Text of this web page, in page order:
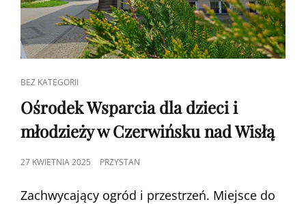
CAT
LINKS
BEZ KATEGORII
Ośrodek Wsparcia dla dzieci i
młodzieży w Czerwińsku nad Wisłą
POSTED
27 KWIETNIA 2025 PRZYSTAN
Zachwycający ogród i przestrzeń. Miejsce do